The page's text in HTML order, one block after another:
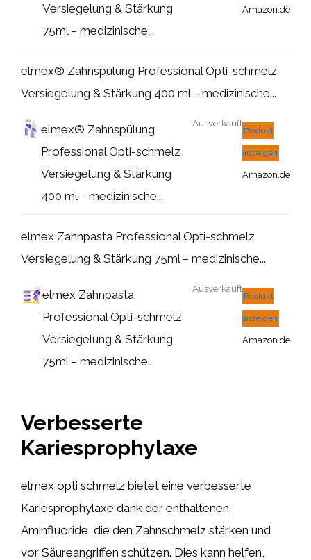
Versiegelung & Stärkung
75ml – medizinische...
Amazon.de
elmex® Zahnspülung Professional Opti-schmelz
Versiegelung & Stärkung 400 ml – medizinische...
elmex® Zahnspülung
Professional Opti-schmelz
Versiegelung & Stärkung
400 ml – medizinische...
Ausverkauft
Produkt
anzeigen
Amazon.de
elmex Zahnpasta Professional Opti-schmelz
Versiegelung & Stärkung 75ml – medizinische...
elmex Zahnpasta
Professional Opti-schmelz
Versiegelung & Stärkung
75ml – medizinische...
Ausverkauft
Produkt
anzeigen
Amazon.de
Verbesserte
Kariesprophylaxe
elmex opti schmelz bietet eine verbesserte
Kariesprophylaxe dank der enthaltenen
Aminfluoride, die den Zahnschmelz stärken und
vor Säureangriffen schützen. Dies kann helfen,